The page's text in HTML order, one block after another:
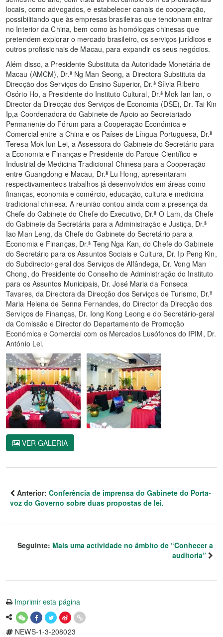
locais, como advogados, e estabelecer canais de cooperação,
possibilitando que às empresas brasileiras que tencionam entrar
no Interior da China, bem como às homólogas chinesas que
pretendem explorar o mercado brasileiro, os serviços jurídicos e
outros profissionais de Macau, para expandir os seus negócios.
Além disso, a Presidente Substituta da Autoridade Monetária de
Macau (AMCM), Dr.ª Ng Man Seong, a Directora Substituta da
Direcção dos Serviços do Ensino Superior, Dr.ª Sílvia Ribeiro
Osório Ho, a Presidente do Instituto Cultural, Dr.ª Mok Ian Ian, o
Director da Direcção dos Serviços de Economia (DSE), Dr. Tai Kin
Ip,a Coordenadora do Gabinete de Apoio ao Secretariado
Permanente do Fórum para a Cooperação Económica e
Comercial entre a China e os Países de Língua Portuguesa, Dr.ª
Teresa Mok Iun Lei, a Assessora do Gabinete do Secretário para
a Economia e Finanças e Presidente do Parque Científico e
Industrial de Medicina Tradicional Chinesa para a Cooperação
entre Guangdong e Macau, Dr.ª Lu Hong, apresentaram
respectivamenteos trabalhos já desenvolvidos em áreas como
finanças, economia e comércio, educação, cultura e medicina
tradicional chinesa. A reunião contou ainda com a presença da
Chefe do Gabinete do Chefe do Executivo, Dr.ª O Lam, da Chefe
do Gabinete da Secretária para a Administração e Justiça, Dr.ª
Iao Man Leng, da Chefe do Gabinete do Secretário para a
Economia e Finanças, Dr.ª Teng Nga Kan, do Chefe do Gabinete
do Secretário para os Assuntos Sociais e Cultura, Dr. Ip Peng Kin,
do Subdirector-geral dos Serviços de Alfândega, Dr. Vong Man
Chong, do Presidente do Conselho de Administração do Instituto
para os Assuntos Municipais, Dr. José Maria da Fonseca
Tavares, da Directora da Direcção dos Serviços de Turismo, Dr.ª
Maria Helena de Senna Fernandes, do Director da Direcção dos
Serviços de Finanças, Dr. Iong Kong Leong e do Secretário-geral
da Comissão e Director do Departamento de Promoção
Económica e Comercial com os Mercados Lusófonos do IPIM, Dr.
António Lei.
VER GALERIA
Anterior: Conferência de imprensa do Gabinete do Porta-
voz do Governo sobre duas propostas de lei.
Seguinte: Mais uma actividade no âmbito de “Conhecer a
auditoria”
Imprimir esta página
NEWS-1-3-208023